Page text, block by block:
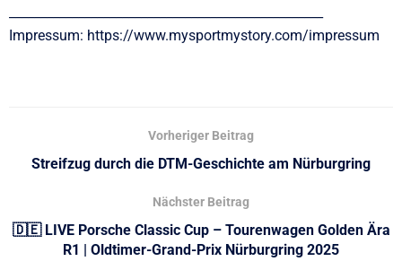
Impressum: https://www.mysportmystory.com/impressum
Vorheriger Beitrag
Streifzug durch die DTM-Geschichte am Nürburgring
Nächster Beitrag
🇩🇪 LIVE Porsche Classic Cup – Tourenwagen Golden Ära
R1 | Oldtimer-Grand-Prix Nürburgring 2025